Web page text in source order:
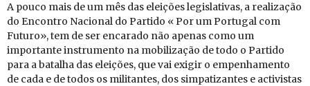
A pouco mais de um mês das eleições legislativas, a realização
do Encontro Nacional do Partido « Por um Portugal com
Futuro», tem de ser encarado não apenas como um
importante instrumento na mobilização de todo o Partido
para a batalha das eleições, que vai exigir o empenhamento
de cada e de todos os militantes, dos simpatizantes e activistas